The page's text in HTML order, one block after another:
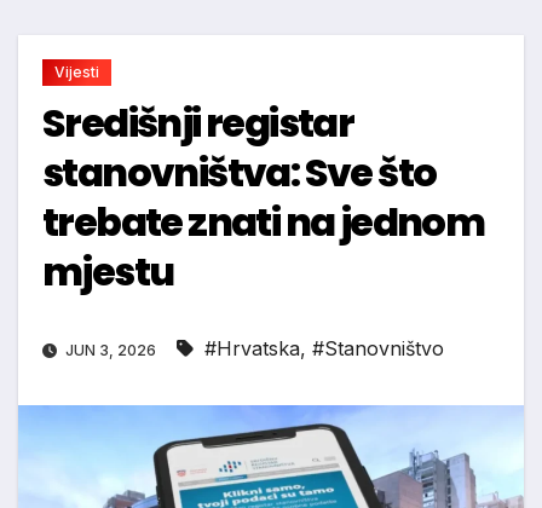
Vijesti
Središnji registar
stanovništva: Sve što
trebate znati na jednom
mjestu
JUN 3, 2026 #Hrvatska, #Stanovništvo